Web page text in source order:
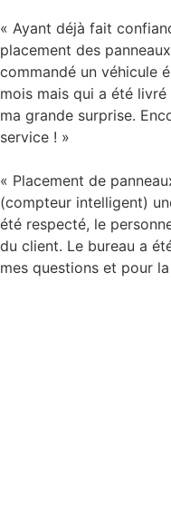
« Ayant déjà fait
placement des
commandé un véhicule
mois mais qui a été
ma grande surprise.
service ! »
« Placement de
(compteur intelligent)
été respecté, le
du client. Le bureau a
mes questions et pour